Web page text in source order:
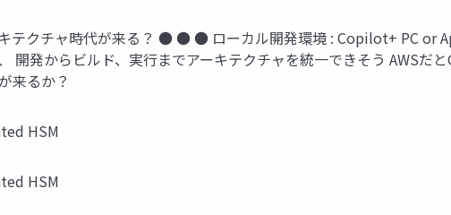
テクチャ時代が来る？ ● ● ● ローカル開発環境 : Copilot+ PC or
開発からビルド、実行までアーキテクチャを統一できそう AWS
来るか？
HSM
HSM